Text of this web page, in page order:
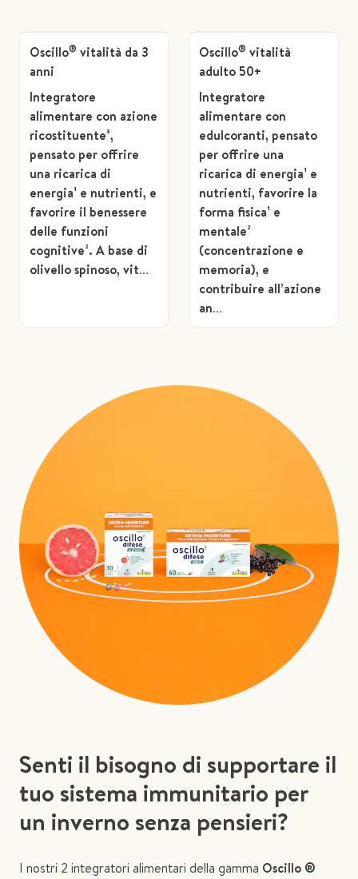
Oscillo® vitalità da 3
anni
Integratore
alimentare con azione
ricostituente³,
pensato per offrire
una ricarica di
energia¹ e nutrienti, e
favorire il benessere
delle funzioni
cognitive². A base di
olivello spinoso, vit…
Oscillo® vitalità
adulto 50+
Integratore
alimentare con
edulcoranti, pensato
per offrire una
ricarica di energia¹ e
nutrienti, favorire la
forma fisica¹ e
mentale²
(concentrazione e
memoria), e
contribuire all’azione
an…
Senti il bisogno di supportare il
tuo sistema immunitario per
un inverno senza pensieri?
I nostri 2 integratori alimentari della gamma Oscillo ®